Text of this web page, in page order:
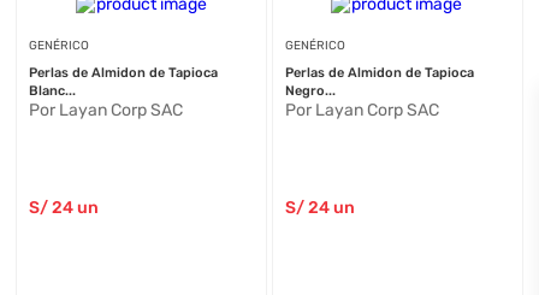
GENÉRICO
Perlas de Almidon de Tapioca
Blanc...
Por Layan Corp SAC
S/24 un
GENÉRICO
Perlas de Almidon de Tapioca
Negro...
Por Layan Corp SAC
S/24un